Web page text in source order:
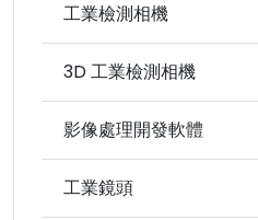
工業檢測相機
3D 工業檢測相機
影像處理開發軟體
工業鏡頭